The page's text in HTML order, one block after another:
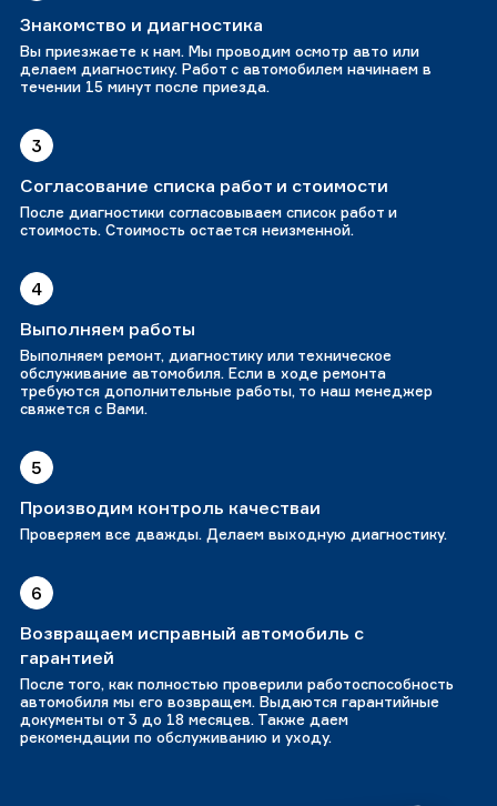
Знакомство и диагностика
Вы приезжаете к нам. Мы проводим осмотр авто или
делаем диагностику. Работ с автомобилем начинаем в
течении 15 минут после приезда.
3
Согласование списка работ и стоимости
После диагностики согласовываем список работ и
стоимость. Стоимость остается неизменной.
4
Выполняем работы
Выполняем ремонт, диагностику или техническое
обслуживание автомобиля. Если в ходе ремонта
требуются дополнительные работы, то наш менеджер
свяжется с Вами.
5
Производим контроль качестваи
Проверяем все дважды. Делаем выходную диагностику.
6
Возвращаем исправный автомобиль с
гарантией
После того, как полностью проверили работоспособность
автомобиля мы его возвращем. Выдаются гарантийные
документы от 3 до 18 месяцев. Также даем
рекомендации по обслуживанию и уходу.